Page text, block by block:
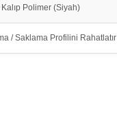
Polimer (Siyah)
/ Saklama Profilini Rahatlatır